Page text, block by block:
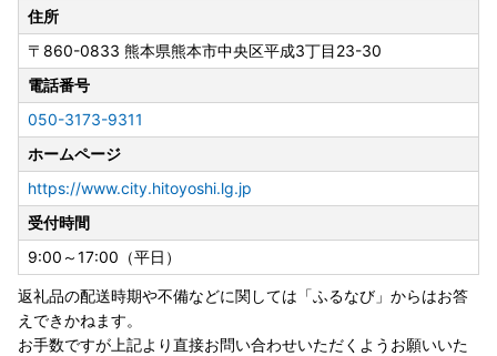
9879629480.html
寄附者の皆様にはご不便、ご迷惑をおかけし誠に申し訳ござ
いませんが、何卒ご理解賜りますようお願い申し上げます。
＜詐欺サイト、怪しいSNSの投稿にご注意ください＞
SNSで寄附額よりも高い報酬が得られる寄附を誘導して、個
人情報を騙し取る被害が確認されています｡
怪しいと感じた場合は、お申込みされる前に人吉市までご確
認いただく等、悪質な詐欺には十分ご注意ください｡
人吉市のふるさと納税寄附申し込みサイトにつきましては、
公式HPにてご確認ください｡
住所
〒860-0833 熊本県熊本市中央区平成3丁目23-30
電話番号
050-3173-9311
ホームページ
https://www.city.hitoyoshi.lg.jp
受付時間
9:00～17:00（平日）
返礼品の配送時期や不備などに関しては「ふるなび」からはお答
えできかねます。
お手数ですが上記より直接お問い合わせいただくようお願いいた